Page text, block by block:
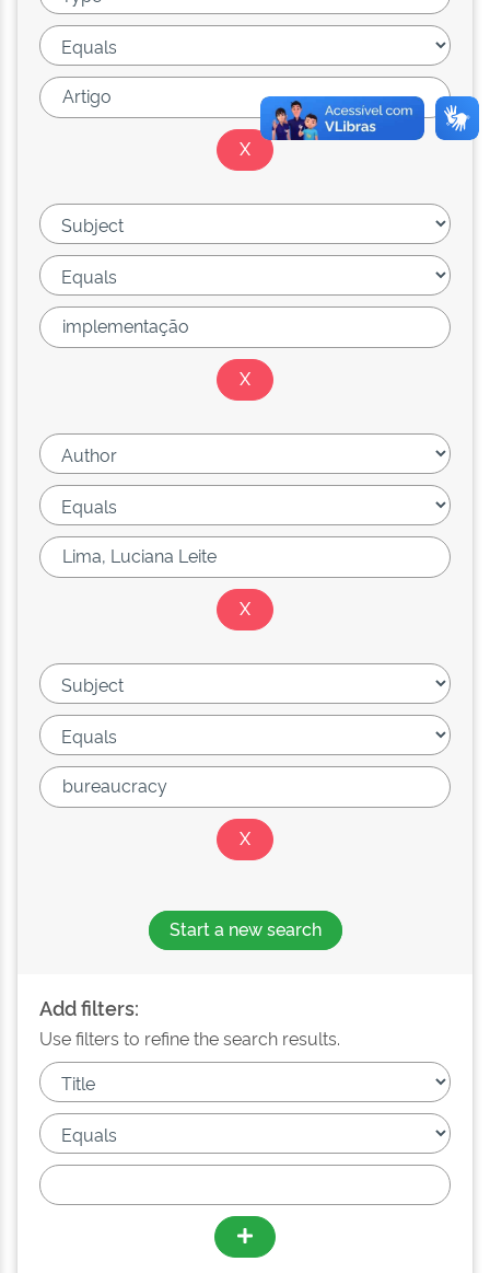
Start a new search
Add filters:
Use filters to refine the search results.